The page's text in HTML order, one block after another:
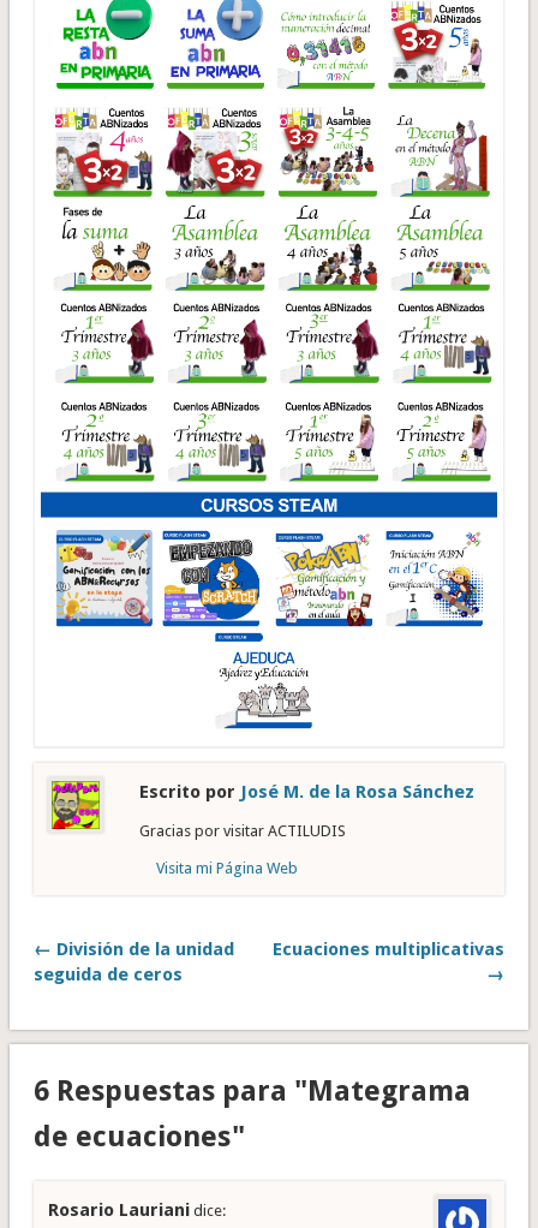
Escrito por José M. de la Rosa Sánchez
Gracias por visitar ACTILUDIS
Visita mi Página Web
← División de la unidad
seguida de ceros
Ecuaciones multiplicativas
→
6 Respuestas para "Mategrama
de ecuaciones"
Rosario Lauriani dice: